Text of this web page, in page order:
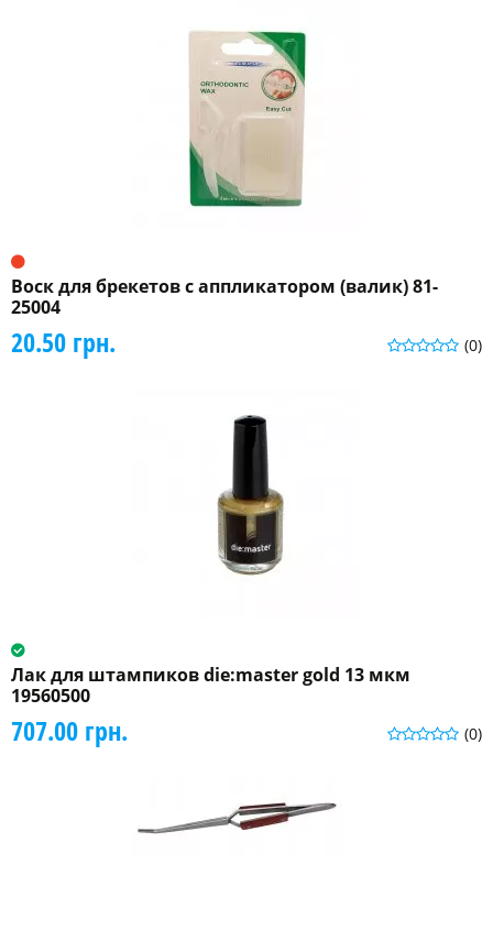
Воск для брекетов с аппликатором (валик) 81-
25004
(0)
20.50 грн.
Лак для штампиков die:master gold 13 мкм
19560500
(0)
707.00 грн.